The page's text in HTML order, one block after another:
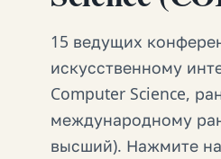
15 ведущих
искусственному
Computer Science,
международному
высший). Нажмите